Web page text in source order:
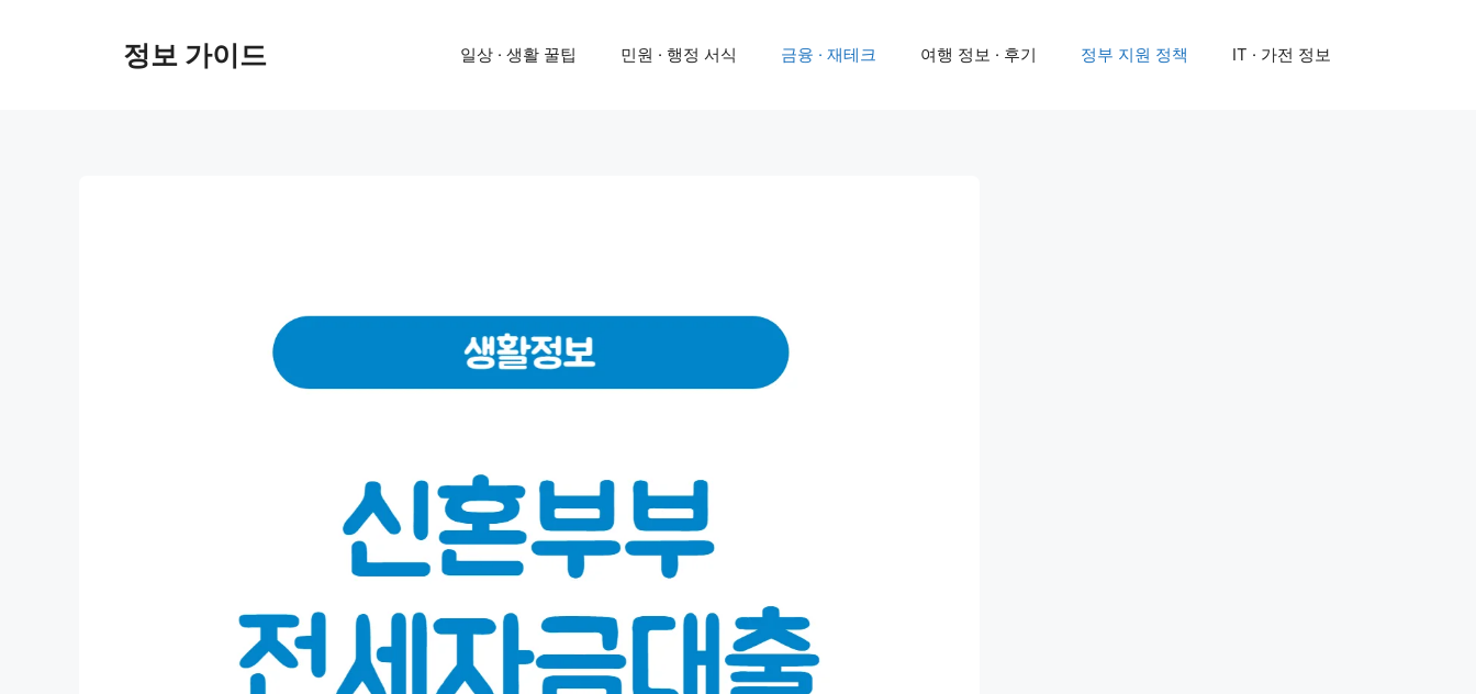
정보 가이드 일상 · 생활 꿀팁 민원 · 행정 서식 금융 · 재테크 여행 정보 · 후기 정부 지원 정책 IT · 가전 정보